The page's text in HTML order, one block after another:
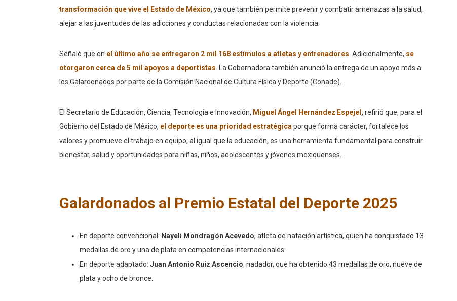
transformación que vive el Estado de México, ya que también permite prevenir y combatir amenazas a la salud,
alejar a las juventudes de las adicciones y conductas relacionadas con la violencia.
Señaló que en el último año se entregaron 2 mil 168 estímulos a atletas y entrenadores Adicionalmente, se
otorgaron cerca de 5 mil apoyos a deportistas
La Gobernadora también anunció la entrega de un apoyo más a
los Galardonados por parte de la Comisión Nacional de Cultura Física y Deporte (Conade).
El Secretario de Educación, Ciencia, Tecnología e Innovación, Miguel Ángel Hernández Espejel , refirió que, para el
Gobierno del Estado de México, el deporte es una prioridad estratégica porque forma carácter, fortalece los
valores y promueve el trabajo en equipo; al igual que la educación, es una herramienta fundamental para construir
bienestar, salud y oportunidades para niñas, niños, adolescentes y jóvenes mexiquenses.
Galardonados al Premio Estatal del Deporte 2025
En deporte convencional: Nayeli Mondragón Acevedo, atleta de natación artística, quien ha conquistado 13
medallas de oro y una de plata en competencias internacionales.
En deporte adaptado: Juan Antonio Ruiz Ascencio, nadador, que ha obtenido 43 medallas de oro, nueve de
plata y ocho de bronce.